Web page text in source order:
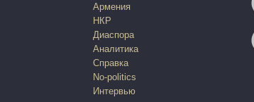
Армения
НКР
Диаспора
Аналитика
Справка
No-politics
Интервью